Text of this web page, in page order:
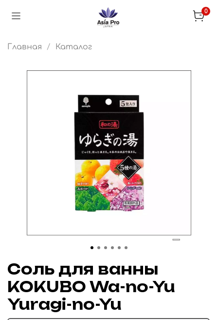
0
Главная Каталог
Соль для ванны
KOKUBO Wa-no-Yu
Yuragi-no-Yu